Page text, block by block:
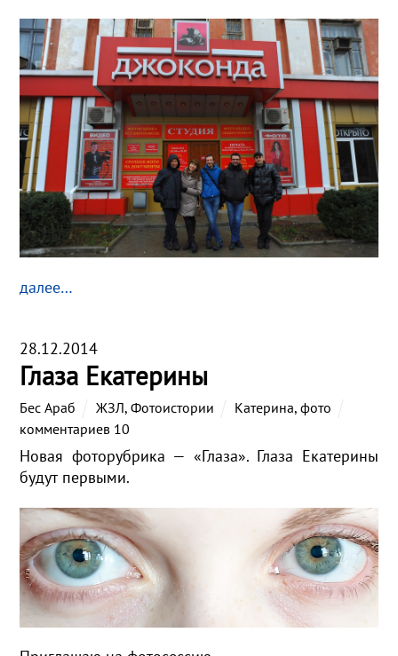
далее…
28.12.2014
Глаза Екатерины
Бес Араб ЖЗЛ,Фотоистории Катерина, фото
комментариев 10
Новая фоторубрика — «Глаза». Глаза Екатерины
будут первыми.